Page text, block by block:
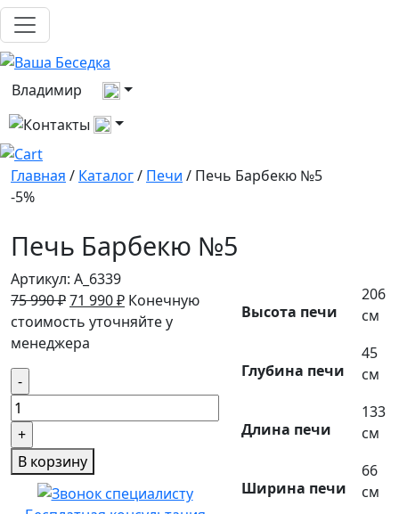
Владимир
Выберите город
Все контакты
Главная / Каталог/ Печи / Печь Барбекю №5
-5%
Печь Барбекю №5
Артикул: A_6339
75 990₽Первоначальная
цена
составляла
71 990₽Текущая
цена:
Конечную
стоимость уточняйте у
менеджера
Количество
товара
Печь
Барбекю
№5
В корзину
Высота печи
206
см
Глубина печи
45
см
Длина печи
133
см
Ширина печи
66
см